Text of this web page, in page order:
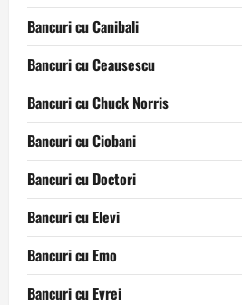
Bancuri cu Canibali
Bancuri cu Ceausescu
Bancuri cu Chuck Norris
Bancuri cu Ciobani
Bancuri cu Doctori
Bancuri cu Elevi
Bancuri cu Emo
Bancuri cu Evrei